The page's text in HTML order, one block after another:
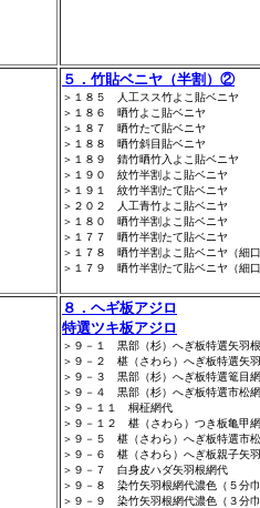
５．竹貼ベニヤ（半割）②
＞１８５ 人工スス竹よこ貼ベニヤ
＞１８６ 晒竹よこ貼ベニヤ
＞１８７ 晒竹たて貼ベニヤ
＞１８８ 晒竹斜目貼ベニヤ
＞１８９ 錆竹晒竹入よこ貼ベニヤ
＞１９０ 紋竹半割よこ貼ベニヤ
＞１９１ 紋竹半割たて貼ベニヤ
＞２０２ 人工青竹よこ貼ベニヤ
＞１８０ 晒竹半割よこ貼ベニヤ
＞１７７ 晒竹半割たて貼ベニヤ
＞１７８ 晒竹半割よこ貼ベニヤ（細
＞１７９ 晒竹半割たて貼ベニヤ（細
８．ヘギ板アジロ
特選ツキ板アジロ
＞９－１ 黒部（杉）へぎ板特選矢羽
＞９－２ 椹（さわら）へぎ板特選矢
＞９－３ 黒部（杉）へぎ板特選篭目
＞９－４ 黒部（杉）へぎ板特選市松
＞９－１１ 桐柾網代
＞９－１２ 椹（さわら）つき板亀甲
＞９－５ 椹（さわら）へぎ板特選市
＞９－６ 椹（さわら）へぎ板親子矢
＞９－７ 白身皮ハダ矢羽根網代
＞９－８ 染竹矢羽根網代濃色（５分
＞９－９ 染竹矢羽根網代濃色（３分